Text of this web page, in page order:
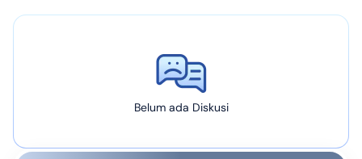
Belum ada Diskusi